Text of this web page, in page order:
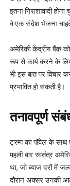
इतना निराशावादी
वे एक संदेश भेजना
अमेरिकी केंद्रीय बैंक
रूप से कार्य करने के
भी इस बात पर विचार
प्रभावित हो सकती है।
तनावपूर्ण
ट्रम्प का पॉवेल के
पहली बार स्वतंत्र
था, जो ब्याज दरों में
दौरान अक्सर उनकी